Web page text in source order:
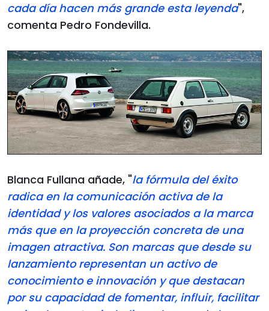
cada día hacen más grande esta leyenda",
comenta Pedro Fondevilla.
Blanca Fullana añade, "la fórmula del éxito
radica en la comunicación activa de la
identidad y los valores asociados a la marca
más que en la proyección concreta de una
imagen atractiva. Son marcas que desde su
lanzamiento representan un activo de
conocimiento e innovación y que destacan
por su capacidad de fomentar, influir, facilitar